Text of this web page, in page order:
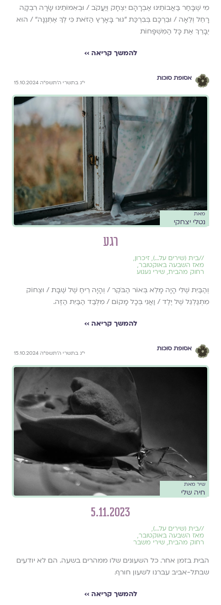
מִי שֶׁבָּחַר בַּאֲבוֹתֵינוּ אַבְרָהָם יִצְחָק וְיַעֲקֹב / וּבְאִמּוֹתֵינוּ שָׂרָה רִבְקָה
רָחֵל וְלֵאָה / וּבֵרְכָם בְּבִרְכַּת "גּוּר בָּאָרֶץ הַזֹּאת כִּי לְךָ אֶתְּנֶנָּה" / הוּא
יְבָרֵךְ אֶת כָּל הַמִּשְׁפָּחוֹת
להמשך קריאה ››
אסופת סוכות
י״ג בתשרי ה׳תשפ״ה 15.10.2024
מאת
נטלי יצחקי
רגע
//בית (שירים על...), זיכרון,
מאז השבעה באוקטובר,
רחוק מהבית, שירי געגוע
וְהַבַּיִת שֶׁלִּי הָיָה מָלֵא בְּאוֹר הַבֹּקֶר / וְהָיָה רֵיחַ שֶׁל שַׁבָּת / וּצְחוֹק
מִתְגַּלְגֵּל שֶׁל יֶלֶד / וַאֲנִי בְּכָל מָקוֹם / מִלְּבַד הַבַּיִת הַזֶּה.
להמשך קריאה ››
אסופת סוכות
י״ג בתשרי ה׳תשפ״ה 15.10.2024
שיר מאת
חיה שלי
5.11.2023
//בית (שירים על...),
מאז השבעה באוקטובר,
רחוק מהבית, שירי משבר
הבית בזמן אחר. כל השעונים שלו ממהרים בשעה. הם לא יודעים
שבתל-אביב עברנו לשעון חורף.
להמשך קריאה ››